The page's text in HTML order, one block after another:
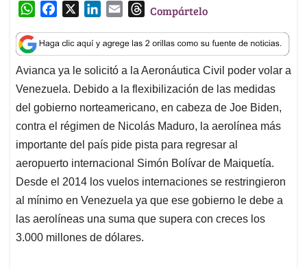
W
a
t
s
A
p
p
c
e
b
o
o
k
n
k
e
d
I
n
a
i
l
T
r
e
a
d
s
Compártelo
Avianca ya le solicitó a la Aeronáutica Civil poder volar a
Venezuela. Debido a la flexibilización de las medidas
del gobierno norteamericano, en cabeza de Joe Biden,
contra el régimen de Nicolás Maduro, la aerolínea más
importante del país pide pista para regresar al
aeropuerto internacional Simón Bolívar de Maiquetía.
Desde el 2014 los vuelos internaciones se restringieron
al mínimo en Venezuela ya que ese gobierno le debe a
las aerolíneas una suma que supera con creces los
3.000 millones de dólares.